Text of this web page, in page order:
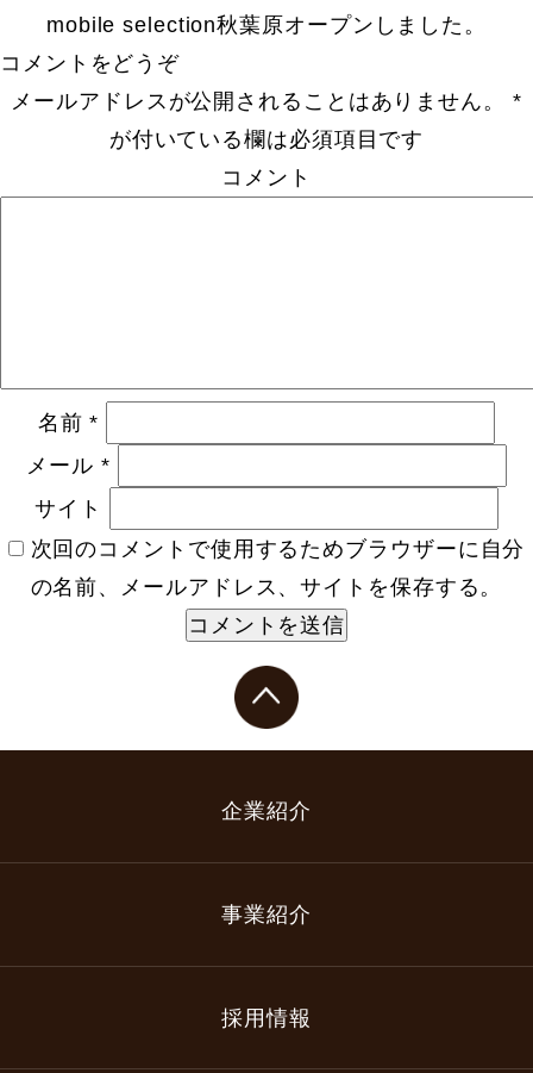
mobile selection秋葉原オープンしました。
コメントをどうぞ
メールアドレスが公開されることはありません。
*
が付いている欄は必須項目です
コメント
名前*
メール *
サイト
次回のコメントで使用するためブラウザーに自分
の名前、メールアドレス、サイトを保存する。
企業紹介
事業紹介
採用情報